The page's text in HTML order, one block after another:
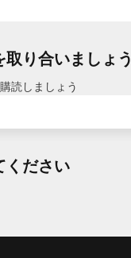
取り合いましょう
読しましょう
ください